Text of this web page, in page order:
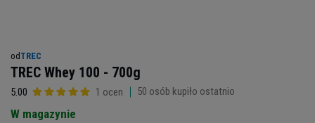
od TREC
TREC Whey 100 - 700g
5.00 1 ocen 50 osób kupiło ostatnio
W magazynie